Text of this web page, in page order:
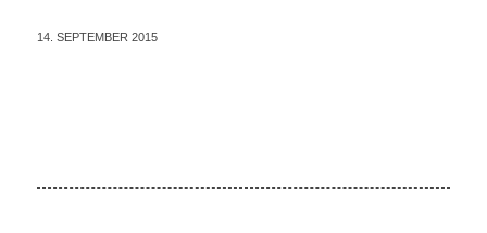
14. SEPTEMBER 2015